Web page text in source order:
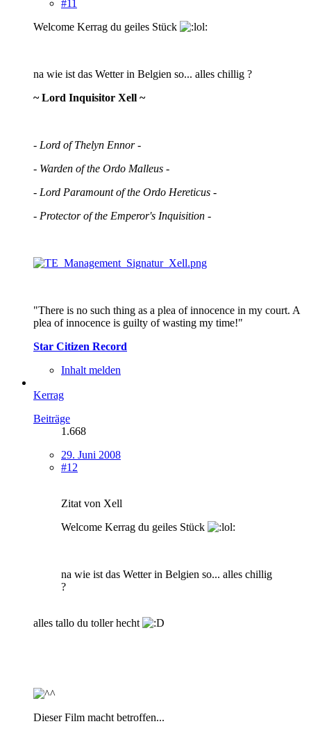
#11
Welcome Kerrag du geiles Stück
na wie ist das Wetter in Belgien so... alles chillig ?
~ Lord Inquisitor Xell ~
- Lord of Thelyn Ennor -
- Warden of the Ordo Malleus -
- Lord Paramount of the Ordo Hereticus -
- Protector of the Emperor's Inquisition -
"There is no such thing as a plea of innocence in my court. A
plea of innocence is guilty of wasting my time!"
Star Citizen Record
Inhalt melden
Kerrag
Beiträge
1.668
29. Juni 2008
#12
Zitat von Xell
Welcome Kerrag du geiles Stück
na wie ist das Wetter in Belgien so... alles chillig
?
alles tallo du toller hecht
Dieser Film macht betroffen...